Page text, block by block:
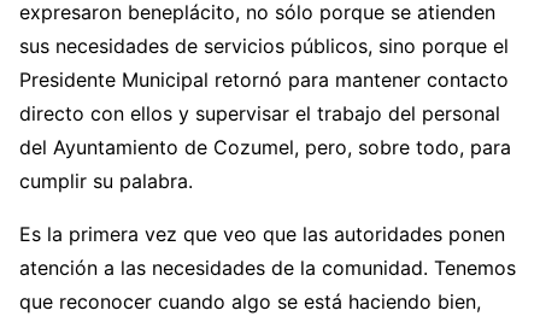
expresaron beneplácito, no sólo porque se atienden
sus necesidades de servicios públicos, sino porque el
Presidente Municipal retornó para mantener contacto
directo con ellos y supervisar el trabajo del personal
del Ayuntamiento de Cozumel, pero, sobre todo, para
cumplir su palabra.
Es la primera vez que veo que las autoridades ponen
atención a las necesidades de la comunidad. Tenemos
que reconocer cuando algo se está haciendo bien,